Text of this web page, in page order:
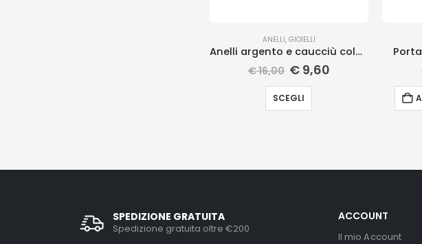
ANELLI, GIOIELLI
Anelli argento e caucciù colorati
€16,00 €9,60
SCEGLI
SPEDIZIONE GRATUITA
Spedizione gratuita oltre €200
ACCOUNT
Il mio Account